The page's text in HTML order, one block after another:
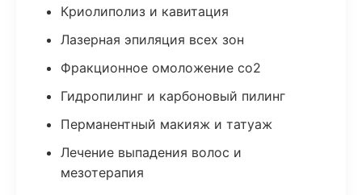
Криолиполиз и кавитация
Лазерная эпиляция всех зон
Фракционное омоложение co2
Гидропилинг и карбоновый пилинг
Перманентный макияж и татуаж
Лечение выпадения волос и
мезотерапия